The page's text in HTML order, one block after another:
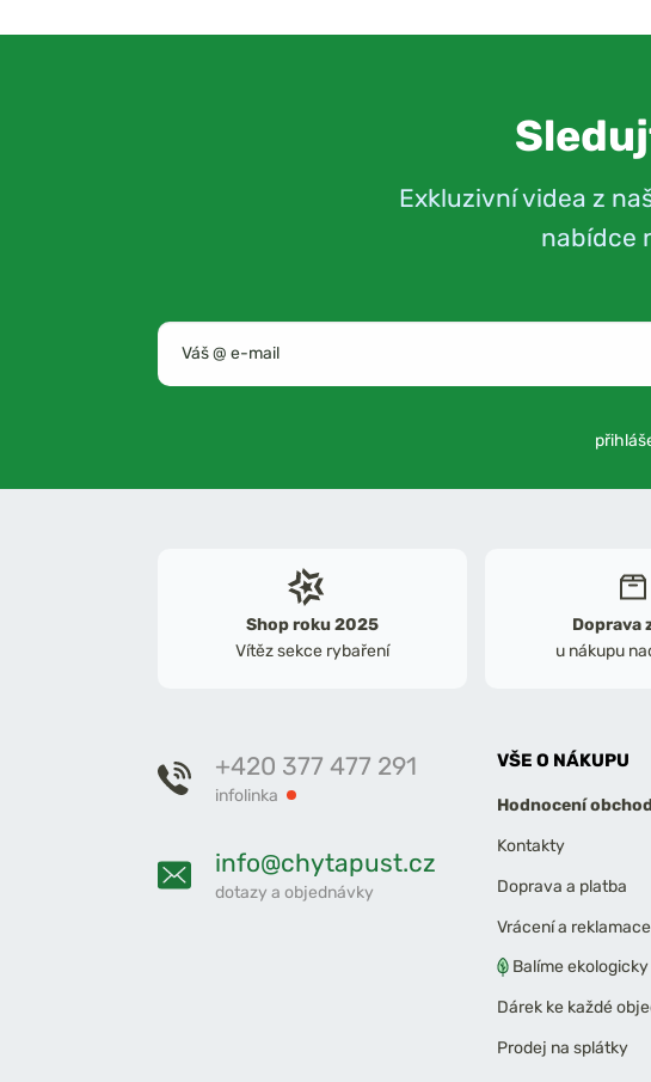
Exkluzivní videa z
nabídce
Shop roku 2025
Vítěz sekce rybaření
Doprava
u nákupu
+420 377 477 291
infolinka
info@chytapust.cz
dotazy a objednávky
VŠE O NÁKUPU
Hodnocení
Kontakty
Doprava a platba
Vrácení a reklamace
Balíme ekologicky
Dárek ke každé
Prodej na splátky